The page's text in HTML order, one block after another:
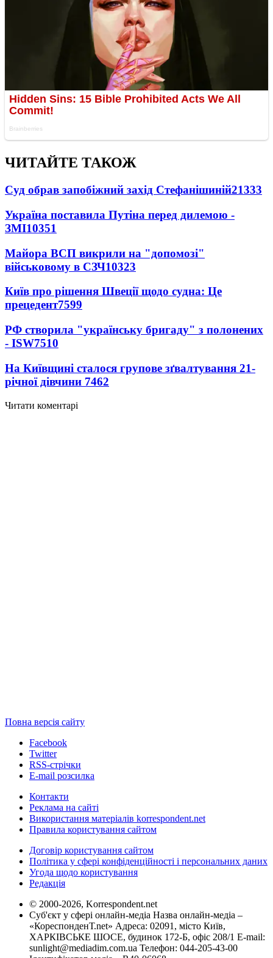
ЧИТАЙТЕ ТАКОЖ
Суд обрав запобіжний захід Стефанішиній21333
Україна поставила Путіна перед дилемою -
ЗМІ10351
Майора ВСП викрили на "допомозі"
військовому в СЗЧ10323
Київ про рішення Швеції щодо судна: Це
прецедент7599
РФ створила "українську бригаду" з полонених
- ISW7510
На Київщині сталося групове зґвалтування 21-
річної дівчини 7462
Читати коментарі
Повна версія сайту
Facebook
Twitter
RSS-стрічки
E-mail розсилка
Контакти
Реклама на сайті
Використання матеріалів korrespondent.net
Правила користування сайтом
Договір користування сайтом
Політика у сфері конфіденційності і персональних даних
Угода щодо користування
Редакція
© 2000-2026, Korrespondent.net
Суб'єкт у сфері онлайн-медіа Назва онлайн-медіа –
«КореспонденТ.net» Адреса: 02091, місто Київ,
ХАРКІВСЬКЕ ШОСЕ, будинок 172-Б, офіс 208/1 E-mail:
sunlight@mediadim.com.ua Телефон: 044-205-43-00